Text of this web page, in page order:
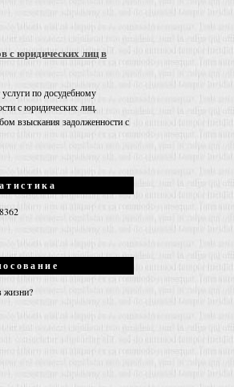
с юридических лиц в
по досудебному
с юридических лиц.
взыскания задолженности с
жизни?